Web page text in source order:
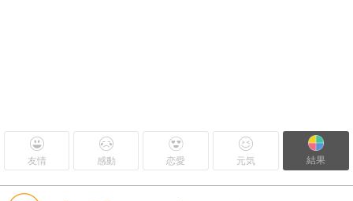
友情 感動 恋愛 元気 結果